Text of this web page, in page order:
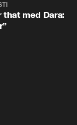
that med Dara: